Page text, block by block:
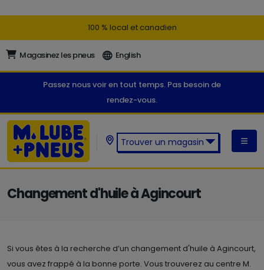
100 % local et canadien
Magasinez les pneus English
Passez nous voir en tout temps. Pas besoin de
rendez-vous.
Trouver un magasin
Pneus:
Changement d'huile à Agincourt
Si vous êtes à la recherche d’un changement d'huile à Agincourt,
vous avez frappé à la bonne porte. Vous trouverez au centre M.